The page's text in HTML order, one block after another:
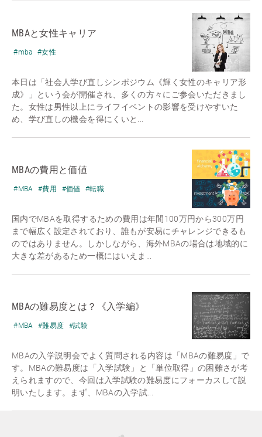
MBAと女性キャリア
#mba #女性
本日は「社会人学び直しシンポジウム《輝く女性のキャリア形
成》」という会が開催され、多くの方々にご参会いただきまし
た。女性は男性以上にライフイベントの影響を受けやすいた
め、学び直しの機会を得にくいと...
MBAの費用と価値
#MBA #費用 #価値 #転職
国内でMBAを取得するための費用は年間100万円から300万円
まで幅広く設定されており、誰もが安易にチャレンジできるも
のではありません。しかしながら、海外MBAの場合は地域的に
大きな差があるため一概にはいえま...
MBAの難易度とは？《入学編》
#MBA #難易度 #試験
MBAの入学説明会でよく質問される内容は「MBAの難易度」で
す。MBAの難易度は「入学試験」と「単位取得」の困難さが考
えられますので、今回は入学試験の難易度にフォーカスして説
明いたします。まず、MBAの入学試...